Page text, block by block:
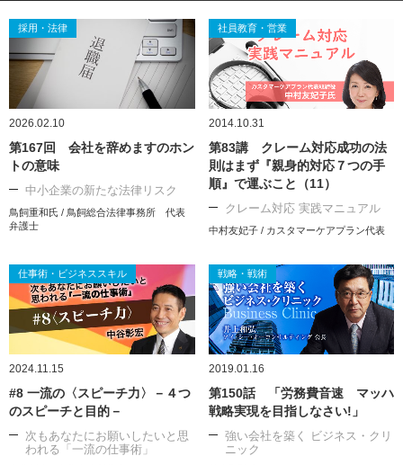
採用・法律
2026.02.10
第167回 会社を辞めますのホン
トの意味
中小企業の新たな法律リスク
鳥飼重和氏 / 鳥飼総合法律事務所 代表
弁護士
社員教育・営業
2014.10.31
第83講 クレーム対応成功の法
則はまず『親身的対応７つの手
順』で運ぶこと（11）
クレーム対応 実践マニュアル
中村友妃子 / カスタマーケアプラン代表
仕事術・ビジネススキル
2024.11.15
#8 一流の〈スピーチ力〉－４つ
のスピーチと目的－
次もあなたにお願いしたいと思
われる「一流の仕事術」
戦略・戦術
2019.01.16
第150話 「労務費音速 マッハ
戦略実現を目指しなさい!」
強い会社を築く ビジネス・クリ
ニック